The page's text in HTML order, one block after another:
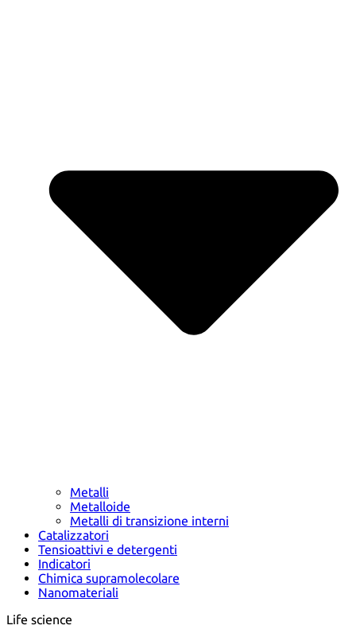
Metalli
Metalloide
Metalli di transizione interni
Catalizzatori
Tensioattivi e detergenti
Indicatori
Chimica supramolecolare
Nanomateriali
Life science